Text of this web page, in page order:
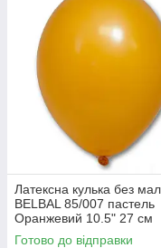
Латексна кулька без
BELBAL 85/007 пастель
Оранжевий 10.5" 27 см
Готово до відправки